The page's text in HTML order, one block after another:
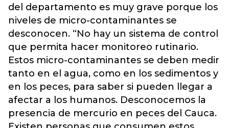
del departamento es muy grave porque los
niveles de micro-contaminantes se
desconocen. “No hay un sistema de control
que permita hacer monitoreo rutinario.
Estos micro-contaminantes se deben medir
tanto en el agua, como en los sedimentos y
en los peces, para saber si pueden llegar a
afectar a los humanos. Desconocemos la
presencia de mercurio en peces del Cauca.